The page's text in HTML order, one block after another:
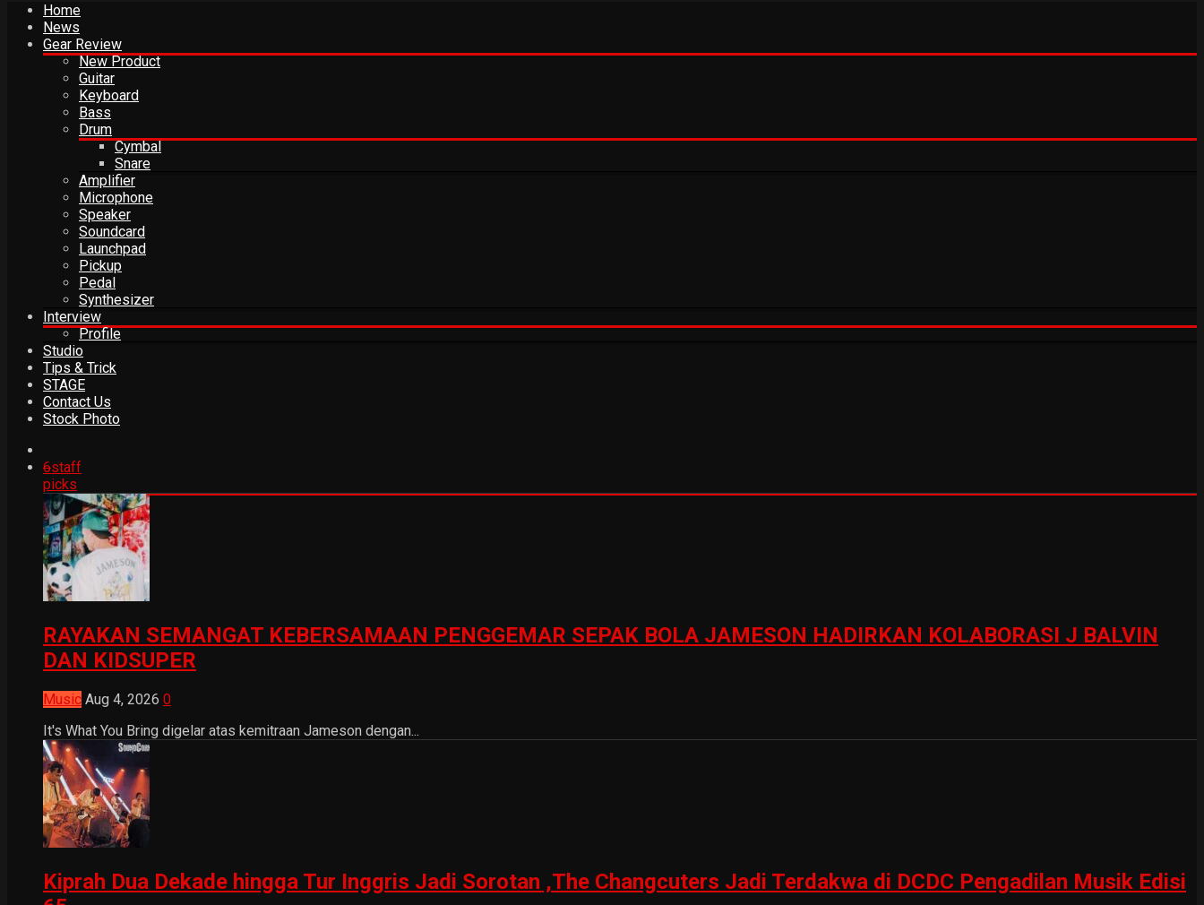
Home
News
Gear Review
New Product
Guitar
Keyboard
Bass
Drum
Cymbal
Snare
Amplifier
Microphone
Speaker
Soundcard
Launchpad
Pickup
Pedal
Synthesizer
Interview
Profile
Studio
Tips & Trick
STAGE
Contact Us
Stock Photo
6staff
picks
RAYAKAN SEMANGAT KEBERSAMAAN PENGGEMAR SEPAK BOLA JAMESON HADIRKAN KOLABORASI J BALVIN
DAN KIDSUPER
Music Aug 4, 2026 0
It's What You Bring digelar atas kemitraan Jameson dengan...
Kiprah Dua Dekade hingga Tur Inggris Jadi Sorotan ,The Changcuters Jadi Terdakwa di DCDC Pengadilan Musik Edisi